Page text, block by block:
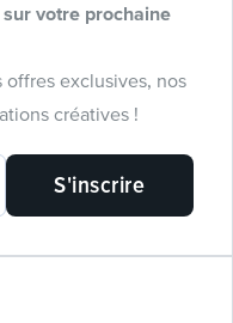
votre prochaine
offres exclusives, nos
créatives !
S'inscrire